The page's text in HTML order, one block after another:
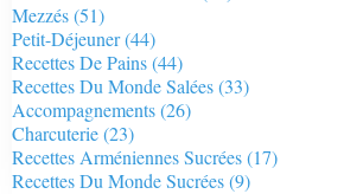
Mezzés(51)
Petit-Déjeuner(44)
Recettes De Pains(44)
Recettes Du Monde Salées(33)
Accompagnements(26)
Charcuterie(23)
Recettes Arméniennes Sucrées(17)
Recettes Du Monde Sucrées(9)